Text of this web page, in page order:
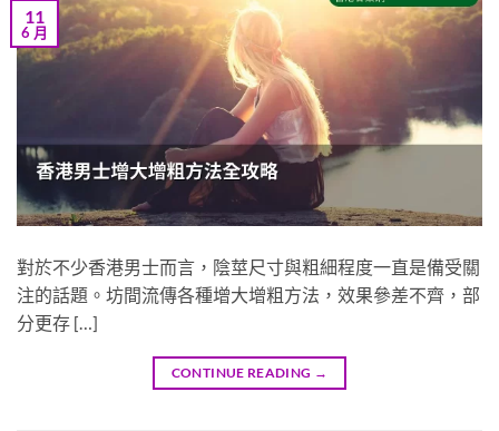
11
6 月
對於不少香港男士而言，陰莖尺寸與粗細程度一直是備受關
注的話題。坊間流傳各種增大增粗方法，效果參差不齊，部
分更存 […]
CONTINUE READING →